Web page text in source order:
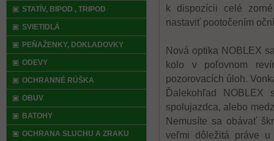
k dispozícii celé
nastaviť pootočením
Nová optika NOBLEX
kolo v poľovnom
pozorovacích úloh.
Ďalekohľad
spolujazdca, alebo
Nemusíte sa obávať
veľmi dôležitá práve
STATÍV, BIPOD , TRIPOD
SVIETIDLÁ
PEŇAŽENKY, DOKLADOVKY
ODEVY
OCHRANNÉ RÚŠKA
OBUV
BATOHY
OCHRANA SLUCHU A ZRAKU